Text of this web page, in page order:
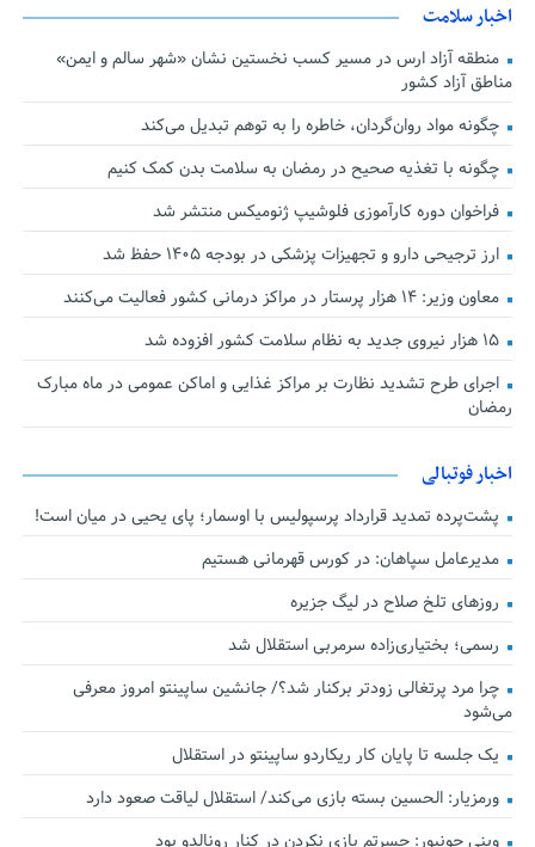
اخبار سلامت
منطقه آزاد ارس در مسیر کسب نخستین نشان «شهر سالم و ایمن»
مناطق آزاد کشور
چگونه مواد روان‌گردان، خاطره را به توهم تبدیل می‌کند
چگونه با تغذیه صحیح در رمضان به سلامت بدن کمک کنیم
فراخوان دوره کارآموزی فلوشیپ ژنومیکس منتشر شد
ارز ترجیحی دارو و تجهیزات پزشکی در بودجه ۱۴۰۵ حفظ شد
معاون وزیر: ۱۴ هزار پرستار در مراکز درمانی کشور فعالیت می‌کنند
۱۵ هزار نیروی جدید به نظام سلامت کشور افزوده شد
اجرای طرح تشدید نظارت بر مراکز غذایی و اماکن عمومی در ماه مبارک
رمضان
اخبار فوتبالی
پشت‌پرده تمدید قرارداد پرسپولیس با اوسمار؛ پای یحیی در میان است!
مدیرعامل سپاهان: در کورس قهرمانی هستیم
روزهای تلخ صلاح در لیگ جزیره
رسمی؛ بختیاری‌زاده سرمربی استقلال شد
چرا مرد پرتغالی زودتر برکنار شد؟/ جانشین ساپینتو امروز معرفی
می‌شود
یک جلسه تا پایان کار ریکاردو ساپینتو در استقلال
ورمزیار: الحسین بسته بازی می‌کند/ استقلال لیاقت صعود دارد